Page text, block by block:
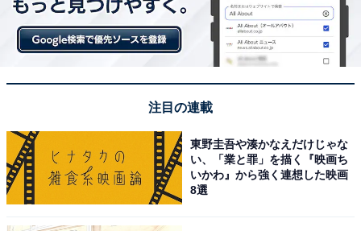
注目の連載
東野圭吾や湊かなえだけじゃな
い、「業と罪」を描く『映画ち
いかわ』から強く連想した映画
8選